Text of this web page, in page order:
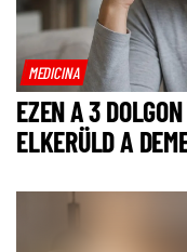
MEDICINA
EZEN A 3
ELKERÜLD A